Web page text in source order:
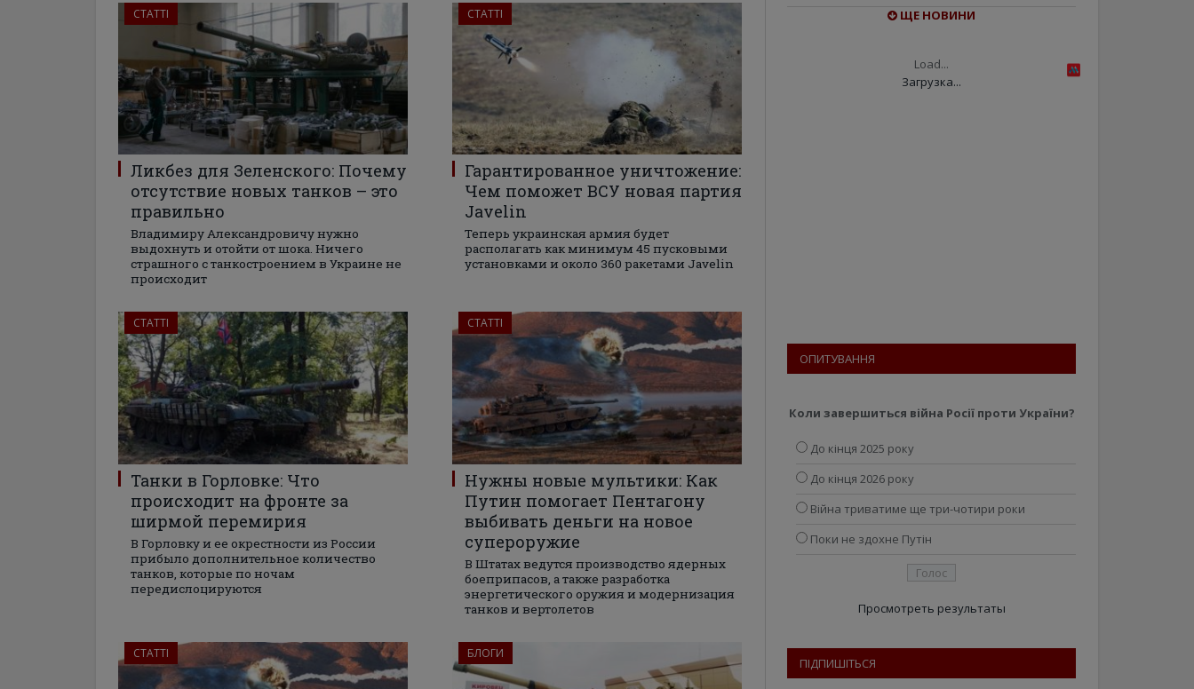
СТАТТІ
Ликбез для Зеленского: Почему
отсутствие новых танков – это
правильно
Владимиру Александровичу нужно
выдохнуть и отойти от шока. Ничего
страшного с танкостроением в Украине не
происходит
СТАТТІ
Гарантированное уничтожение:
Чем поможет ВСУ новая партия
Javelin
Теперь украинская армия будет
располагать как минимум 45 пусковыми
установками и около 360 ракетами Javelin
СТАТТІ
Танки в Горловке: Что
происходит на фронте за
ширмой перемирия
В Горловку и ее окрестности из России
прибыло дополнительное количество
танков, которые по ночам
передислоцируются
СТАТТІ
Нужны новые мультики: Как
Путин помогает Пентагону
выбивать деньги на новое
супероружие
В Штатах ведутся производство ядерных
боеприпасов, а также разработка
энергетического оружия и модернизация
танков и вертолетов
СТАТТІ БЛОГИ
ЩЕ НОВИНИ
Load...
Загрузка...
ОПИТУВАННЯ
Коли завершиться війна Росії проти України?
До кінця 2025 року
До кінця 2026 року
Війна триватиме ще три-чотири роки
Поки не здохне Путін
Просмотреть результаты
ПІДПИШІТЬСЯ